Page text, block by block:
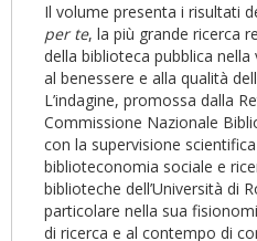
Il volume presenta i risultati
per te, la più grande ricerca
della biblioteca pubblica
al benessere e alla qualità
L’indagine, promossa dalla
Commissione Nazionale
con la supervisione
biblioteconomia sociale e
biblioteche dell’Università di
particolare nella sua
di ricerca e al contempo di